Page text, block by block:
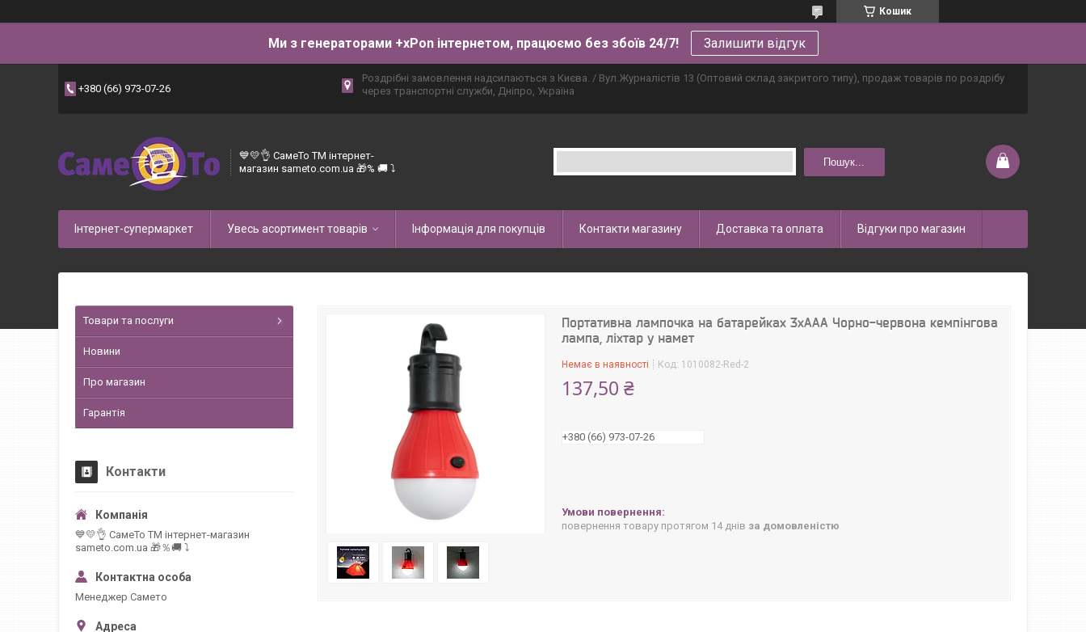
Кошик
Ми з генераторами +xPon інтернетом, працюємо без збоїв 24/7! Залишити відгук
+380 (66) 973-07-26
Роздрібні замовлення надсилаються з Києва. / Вул.Журналістів 13 (Оптовий склад закритого типу), продаж товарів по роздрібу
через транспортні служби, Дніпро, Україна
💙💛👌 СамеТо ТМ інтернет-
магазин sameto.com.ua 🎁% 🚚 ⤵
Пошук...
Інтернет-супермаркет Увесь асортимент товарів Інформація для покупців Контакти магазину Доставка та оплата Відгуки про магазин
Портативна лампочка на батарейках 3хААА Чорно-червона кемпінгова
лампа, ліхтар у намет
Немає в наявності Код: 1010082-Red-2
137,50 ₴
+380 (66) 973-07-26
повернення товару протягом 14 днів за домовленістю
Товари та послуги
Новини
Про магазин
Гарантія
Контакти
💙💛👌 СамеТо ТМ інтернет-магазин
sameto.com.ua 🎁％🚚 ⤵
Менеджер Самето